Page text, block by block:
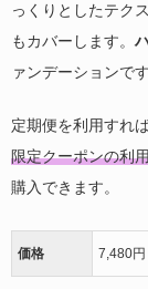
っくりとしたテク
もカバーします。
ァンデーションです
定期便を利用すれ
限定クーポンの利
購入できます。
価格 7,480円